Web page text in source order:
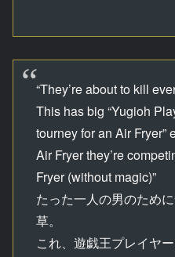
“They’re about to kill
This has big “Yugioh
tourney for an Air Fryer”
Air Fryer they’re
Fryer (without magic)”
たった一人の男のため
草。
これ、遊戯王プレイヤ